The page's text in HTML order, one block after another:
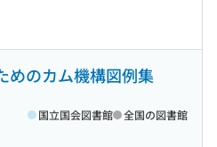
めのカム機構図例集
国立国会図書館 全国の図書館